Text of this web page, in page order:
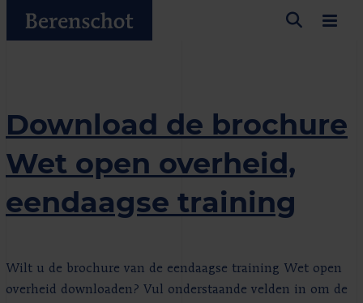
Download de brochure
Wet open overheid,
eendaagse training
Wilt u de brochure van de eendaagse training Wet open
overheid downloaden? Vul onderstaande velden in om de